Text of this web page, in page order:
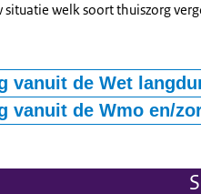
situatie welk soort thuiszorg
vanuit de Wet
zorg vanuit de Wet langdurige
Zorg vanuit de Wlz-
vanuit de Wmo en/